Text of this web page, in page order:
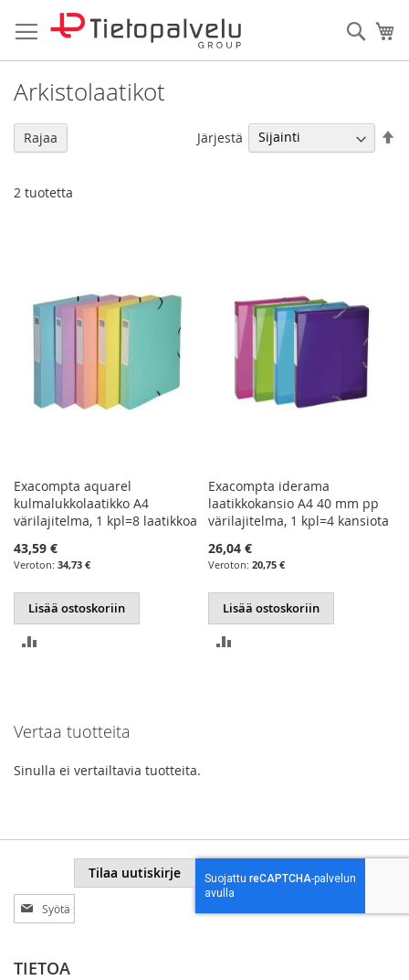
to
Content
Haku
Arkistolaatikot
2 tuotetta
Järjestä
Exacompta aquarel
kulmalukkolaatikko A4
värilajitelma, 1 kpl=8 laatikkoa
43,59 €
34,73 €
Lisää ostoskoriin
Exacompta iderama
laatikkokansio A4 40 mm pp
värilajitelma, 1 kpl=4 kansiota
26,04 €
20,75 €
Lisää ostoskoriin
Rajaa
Vertaa tuotteita
Sinulla ei vertailtavia tuotteita.
Tilaa
uutiskirjeemme:
Tilaa uutiskirje
TIETOA